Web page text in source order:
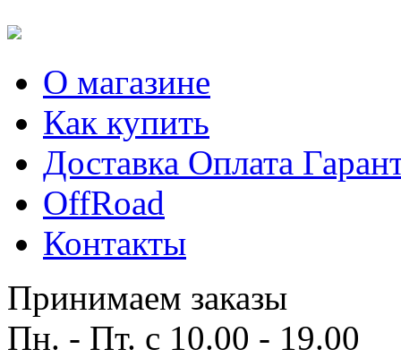
О магазине
Как купить
Доставка Оплата
OffRoad
Контакты
Принимаем заказы
Пн. - Пт. с 10.00 - 19.00